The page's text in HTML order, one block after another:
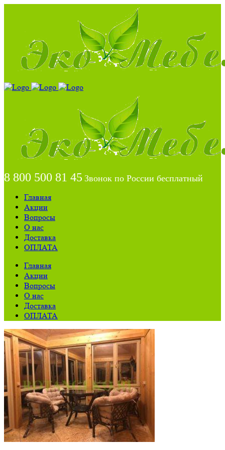
8 800 500 81 45 Звонок по России бесплатный
Главная
Акции
Вопросы
О нас
Доставка
ОПЛАТА
Главная
Акции
Вопросы
О нас
Доставка
ОПЛАТА